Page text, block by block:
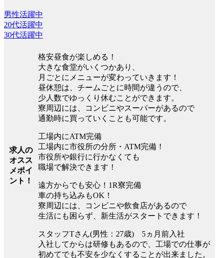
男性活躍中
20代活躍中
30代活躍中
求人の
オスス
メポイ
ント！
格安昼食が楽しめる！
大きな食堂がいくつかあり、
月ごとにメニューが変わっていきます！
昼休憩は、チームごとに時間が違うので、
少人数でゆっくり休むことができます。
寮周辺には、コンビニやスーパーがあるので
通勤時に買っていくことも可能です。
工場内にATM完備
工場内に市役所の分所・ATM完備！
市役所や銀行に行かなくても
職場で解決できます！
遠方からでも安心！1R寮完備
車の持ち込みもOK！
寮周辺には、コンビニや飲食店があるので
生活にも困らず、新生活がスタートできます！
スタッフTさん(男性：27歳) 5ヵ月前入社
入社してからは研修もあるので、工場での仕事が
初めてでも不安を少なくすることが出来ました。